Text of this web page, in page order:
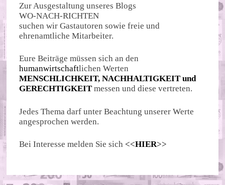
Zur Ausgestaltung unseres Blogs
WO-NACH-RICHTEN
suchen wir Gastautoren sowie freie und
ehrenamtliche Mitarbeiter.
Eure Beiträge müssen sich an den
humanwirtschaftlichen Werten
MENSCHLICHKEIT, NACHHALTIGKEIT und
GERECHTIGKEIT messen und diese vertreten.
Jedes Thema darf unter Beachtung unserer Werte
angesprochen werden.
Bei Interesse melden Sie sich <<HIER>>